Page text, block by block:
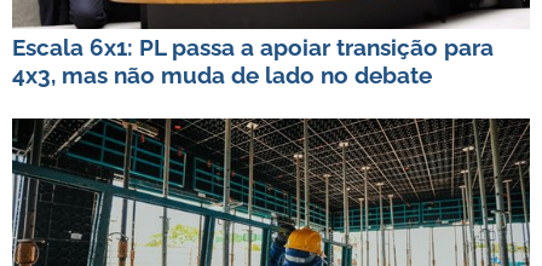
Escala 6x1: PL passa a apoiar transição para
4x3, mas não muda de lado no debate